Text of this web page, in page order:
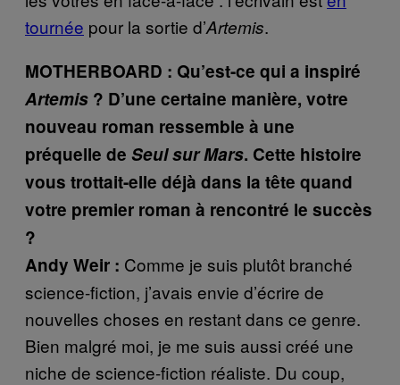
tournée pour la sortie d’Artemis.
MOTHERBOARD : Qu’est-ce qui a inspiré
Artemis ? D’une certaine manière, votre
nouveau roman ressemble à une
préquelle de Seul sur Mars. Cette histoire
vous trottait-elle déjà dans la tête quand
votre premier roman à rencontré le succès
?
Andy Weir : Comme je suis plutôt branché
science-fiction, j’avais envie d’écrire de
nouvelles choses en restant dans ce genre.
Bien malgré moi, je me suis aussi créé une
niche de science-fiction réaliste. Du coup,